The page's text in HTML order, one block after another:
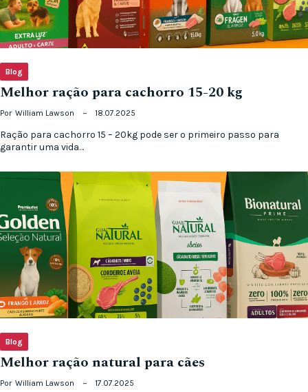
Blog
Melhor ração para cachorro 15-20 kg
Por William Lawson 18.07.2025
Ração para cachorro 15 – 20kg pode ser o primeiro passo para
garantir uma vida…
Blog
Melhor ração natural para cães
Por William Lawson 17.07.2025